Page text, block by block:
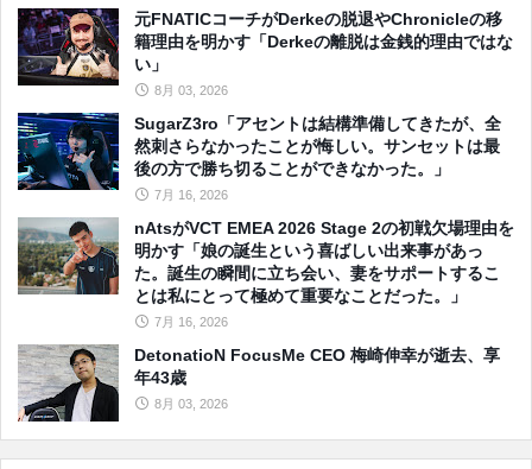
元FNATICコーチがDerkeの脱退やChronicleの移
籍理由を明かす「Derkeの離脱は金銭的理由ではな
い」
8月 03, 2026
SugarZ3ro「アセントは結構準備してきたが、全
然刺さらなかったことが悔しい。サンセットは最
後の方で勝ち切ることができなかった。」
7月 16, 2026
nAtsがVCT EMEA 2026 Stage 2の初戦欠場理由を
明かす「娘の誕生という喜ばしい出来事があっ
た。誕生の瞬間に立ち会い、妻をサポートするこ
とは私にとって極めて重要なことだった。」
7月 16, 2026
DetonatioN FocusMe CEO 梅崎伸幸が逝去、享
年43歳
8月 03, 2026